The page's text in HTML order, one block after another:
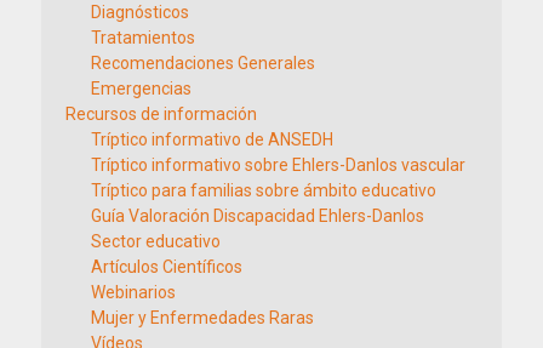
Diagnósticos
Tratamientos
Recomendaciones Generales
Emergencias
Recursos de información
Tríptico informativo de ANSEDH
Tríptico informativo sobre Ehlers-Danlos vascular
Tríptico para familias sobre ámbito educativo
Guía Valoración Discapacidad Ehlers-Danlos
Sector educativo
Artículos Científicos
Webinarios
Mujer y Enfermedades Raras
Vídeos